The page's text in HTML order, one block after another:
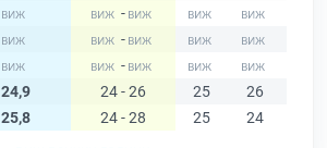
-
-
-
24,9 24 - 26 25 26
25,8 24 - 28 25 24